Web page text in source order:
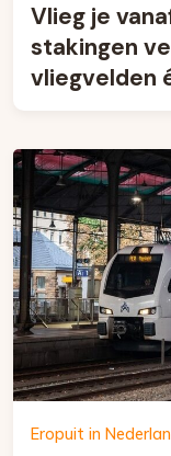
Vlieg je
stakingen
vliegvelden
Eropuit in